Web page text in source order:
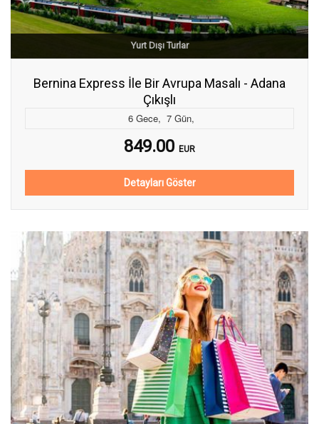
Yurt Dışı Turlar
Bernina Express İle Bir Avrupa Masalı - Adana
Çıkışlı
6 Gece, 7 Gün,
849.00 EUR
Detayları Göster